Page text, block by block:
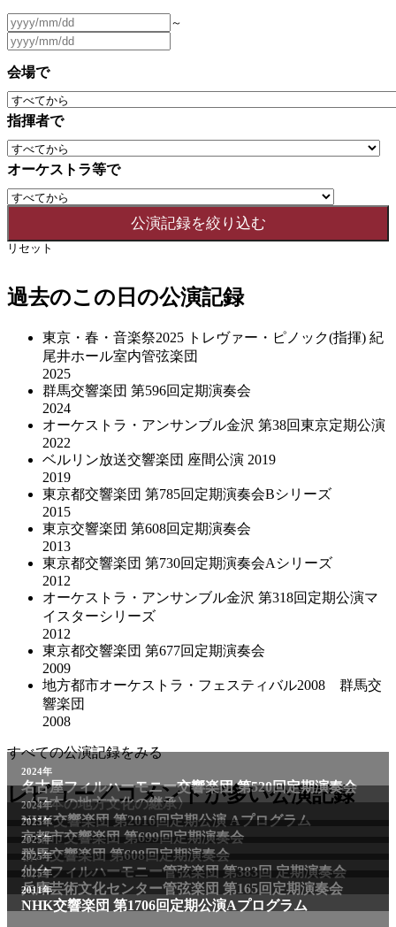
～
会場で
指揮者で
オーケストラ等で
リセット
過去のこの日の公演記録
東京・春・音楽祭2025 トレヴァー・ピノック(指揮) 紀
尾井ホール室内管弦楽団
2025
群馬交響楽団 第596回定期演奏会
2024
オーケストラ・アンサンブル金沢 第38回東京定期公演
2022
ベルリン放送交響楽団 座間公演 2019
2019
東京都交響楽団 第785回定期演奏会Bシリーズ
2015
東京交響楽団 第608回定期演奏会
2013
東京都交響楽団 第730回定期演奏会Aシリーズ
2012
オーケストラ・アンサンブル金沢 第318回定期公演マ
イスターシリーズ
2012
東京都交響楽団 第677回定期演奏会
2009
地方都市オーケストラ・フェスティバル2008 群馬交
響楽団
2008
すべての公演記録をみる
レビュー／コメントが多い公演記録
2024年
名古屋フィルハーモニー交響楽団 第520回定期演奏会
〈日本の地方文化の継承〉
2024年
NHK交響楽団 第2016回定期公演 Aプログラム
2025年
京都市交響楽団 第699回定期演奏会
2025年
群馬交響楽団 第608回定期演奏会
2025年
仙台フィルハーモニー管弦楽団 第383回 定期演奏会
2025年
兵庫芸術文化センター管弦楽団 第165回定期演奏会
2011年
NHK交響楽団 第1706回定期公演Aプログラム